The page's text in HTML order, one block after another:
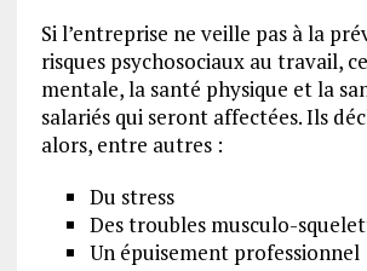
Si l’entreprise ne veille pas à la
risques psychosociaux au travail,
mentale, la santé physique et la
salariés qui seront affectées. Ils
alors, entre autres :
Du stress
Des troubles musculo-
Un épuisement professionnel